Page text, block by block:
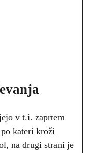
v t.i. zaprtem
po kateri kroži
na drugi strani je